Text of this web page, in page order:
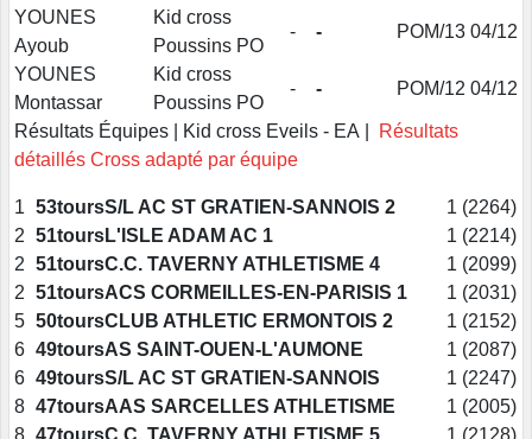
YOUNES
Ayoub
Kid cross
Poussins PO
- - POM/13 04/12
YOUNES
Montassar
Kid cross
Poussins PO
- - POM/12 04/12
Résultats Équipes | Kid cross Eveils - EA |
Résultats
détaillés Cross adapté par équipe
1 53toursS/L AC ST GRATIEN-SANNOIS 2
1 (2264)
2 51toursL'ISLE ADAM AC 1
1 (2214)
2 51toursC.C. TAVERNY ATHLETISME 4
1 (2099)
2 51toursACS CORMEILLES-EN-PARISIS 1
1 (2031)
5 50toursCLUB ATHLETIC ERMONTOIS 2
1 (2152)
6 49toursAS SAINT-OUEN-L'AUMONE
1 (2087)
6 49toursS/L AC ST GRATIEN-SANNOIS
1 (2247)
8 47toursAAS SARCELLES ATHLETISME
1 (2005)
8 47toursC.C. TAVERNY ATHLETISME 5
1 (2128)